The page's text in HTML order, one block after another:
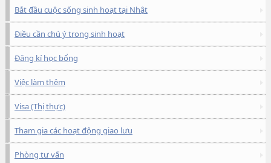
Bắt đầu cuộc sống sinh hoạt tại Nhật
Điều cần chú ý trong sinh hoạt
Đăng kí học bổng
Việc làm thêm
Visa (Thị thực)
Tham gia các hoạt động giao lưu
Phòng tư vấn